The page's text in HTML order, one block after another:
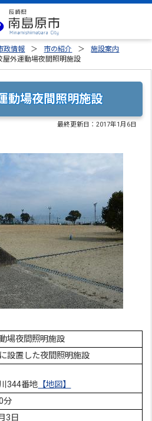
政情報 市の紹介
施設案内
屋外運動場夜間照明施設
動場夜間照明施設
最終更新日：2017年1月6日
場夜間照明施設
設置した夜間照明施設
344番地 【地図】
分
3日